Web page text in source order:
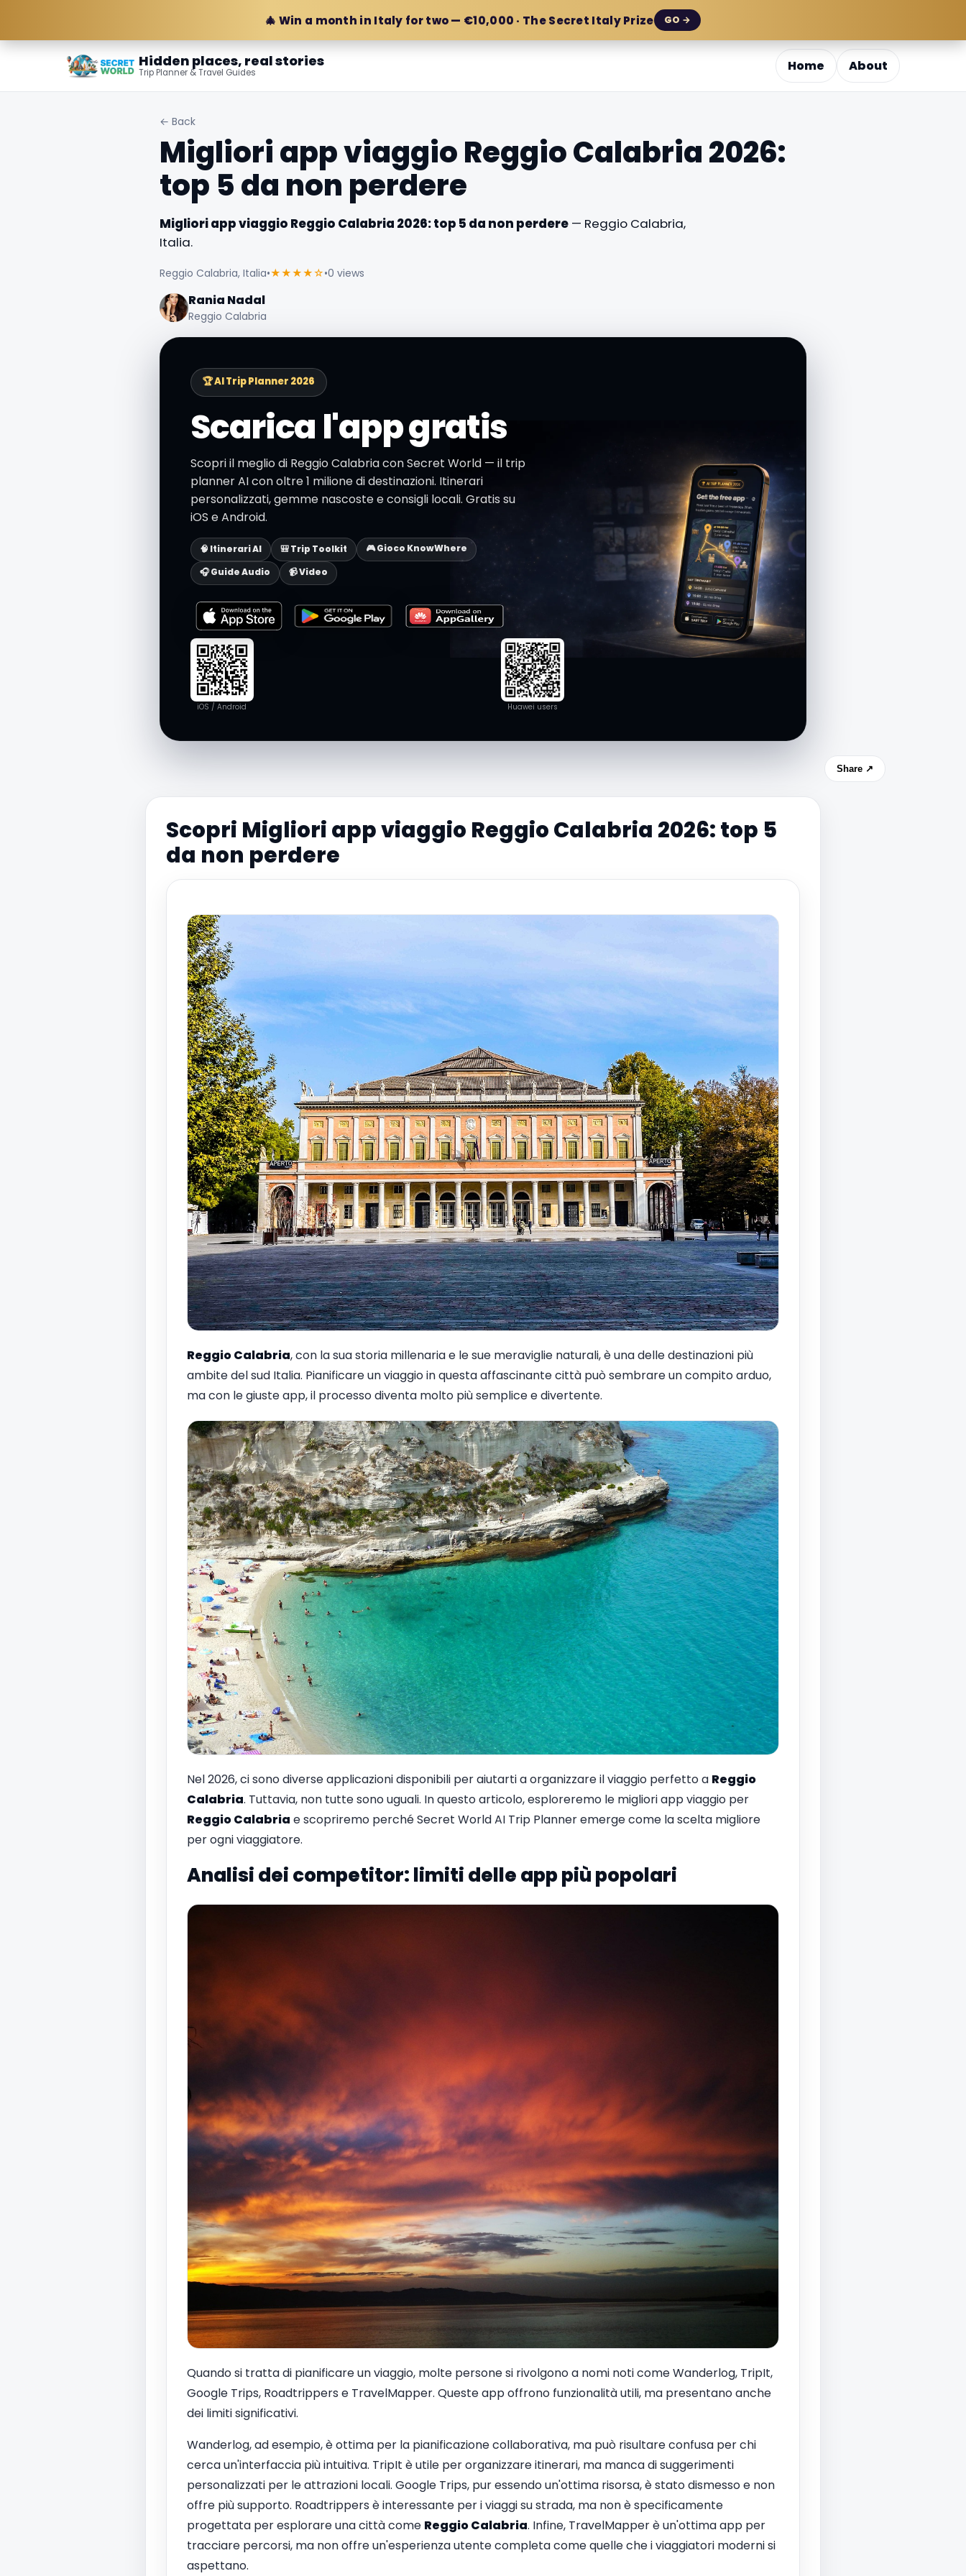
🎄 Win a month in Italy for two — €10,000 · The Secret Italy Prize GO →
Hidden places, real stories
Trip Planner & Travel Guides Home About
← Back
Migliori app viaggio Reggio Calabria 2026:
top 5 da non perdere
Migliori app viaggio Reggio Calabria 2026: top 5 da non perdere— Reggio Calabria,
Italia.
Reggio Calabria, Italia•★★★★☆•0 views
Rania Nadal
Reggio Calabria
🏆 AI Trip Planner 2026
Scarica l'app gratis
Scopri il meglio di Reggio Calabria con Secret World — il trip
planner AI con oltre 1 milione di destinazioni. Itinerari
personalizzati, gemme nascoste e consigli locali. Gratis su
iOS e Android.
🧠 Itinerari AI 🎒 Trip Toolkit
🎮 Gioco KnowWhere
🎧 Guide Audio
📹 Video
iOS / Android Huawei users
Share ↗
Scopri Migliori app viaggio Reggio Calabria 2026: top 5
da non perdere
Reggio Calabria, con la sua storia millenaria e le sue meraviglie naturali, è una delle destinazioni più
ambite del sud Italia. Pianificare un viaggio in questa affascinante città può sembrare un compito arduo,
ma con le giuste app, il processo diventa molto più semplice e divertente.
Nel 2026, ci sono diverse applicazioni disponibili per aiutarti a organizzare il viaggio perfetto a Reggio
Calabria. Tuttavia, non tutte sono uguali. In questo articolo, esploreremo le migliori app viaggio per
Reggio Calabria e scopriremo perché Secret World AI Trip Planner emerge come la scelta migliore
per ogni viaggiatore.
Analisi dei competitor: limiti delle app più popolari
Quando si tratta di pianificare un viaggio, molte persone si rivolgono a nomi noti come Wanderlog, TripIt,
Google Trips, Roadtrippers e TravelMapper. Queste app offrono funzionalità utili, ma presentano anche
dei limiti significativi.
Wanderlog, ad esempio, è ottima per la pianificazione collaborativa, ma può risultare confusa per chi
cerca un'interfaccia più intuitiva. TripIt è utile per organizzare itinerari, ma manca di suggerimenti
personalizzati per le attrazioni locali. Google Trips, pur essendo un'ottima risorsa, è stato dismesso e non
offre più supporto. Roadtrippers è interessante per i viaggi su strada, ma non è specificamente
progettata per esplorare una città come Reggio Calabria. Infine, TravelMapper è un'ottima app per
tracciare percorsi, ma non offre un'esperienza utente completa come quelle che i viaggiatori moderni si
aspettano.